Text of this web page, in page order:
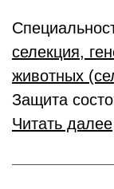
селекция,
животных
Защита
Читать далее